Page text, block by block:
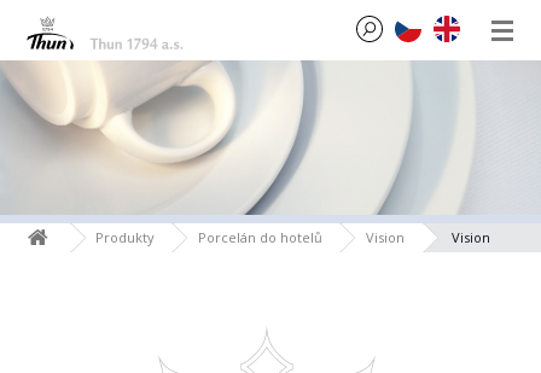
Produkty Porcelán do hotelů Vision Vision